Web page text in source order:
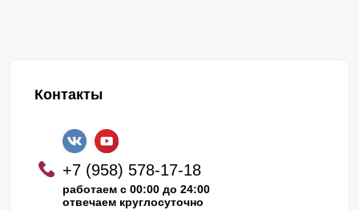
Контакты
+7 (958) 578-17-18
работаем с 00:00 до 24:00
отвечаем круглосуточно